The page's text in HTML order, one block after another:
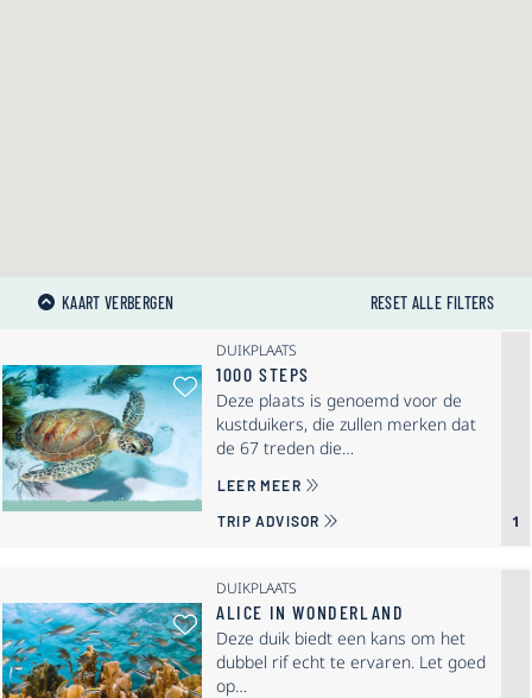
KAART VERBERGEN RESET ALLE FILTERS
Als Favoriet Selecteren: 1000
DUIKPLAATS
1000 STEPS
Deze plaats is genoemd voor de
kustduikers, die zullen merken dat
de 67 treden die…
LEER MEEROVER 1000 STEPS
TRIP ADVISOR 1
Als Favoriet Selecteren: Alice in
DUIKPLAATS
ALICE IN WONDERLAND
Deze duik biedt een kans om het
dubbel rif echt te ervaren. Let goed
op…